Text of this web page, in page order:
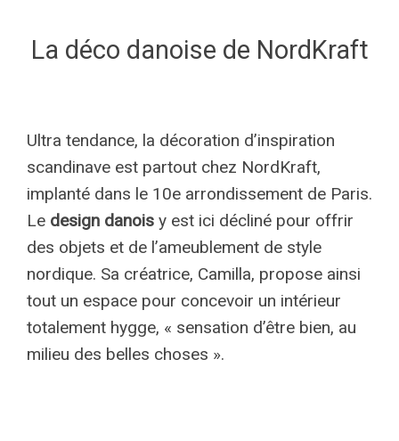
La déco danoise de NordKraft
Ultra tendance, la décoration d’inspiration
scandinave est partout chez NordKraft,
implanté dans le 10e arrondissement de Paris.
Le design danois y est ici décliné pour offrir
des objets et de l’ameublement de style
nordique. Sa créatrice, Camilla, propose ainsi
tout un espace pour concevoir un intérieur
totalement hygge, « sensation d’être bien, au
milieu des belles choses ».